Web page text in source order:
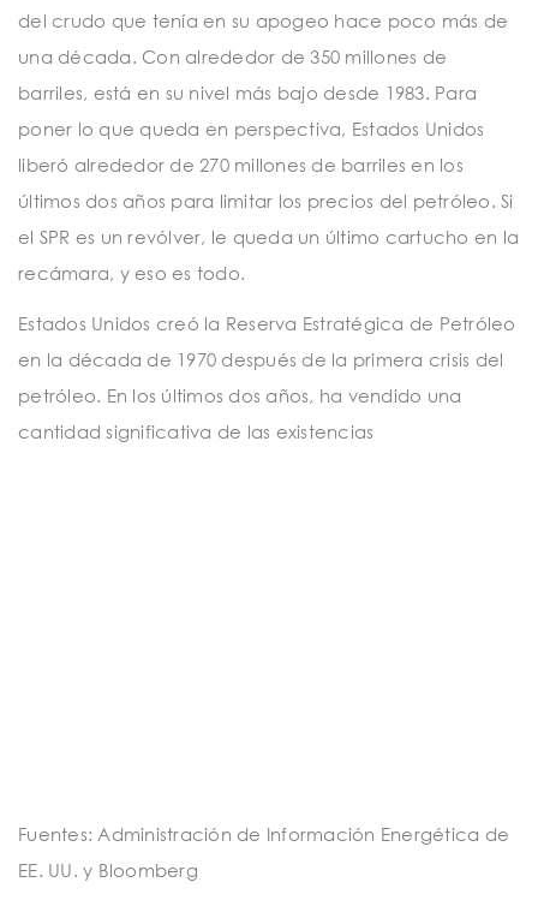
del crudo que tenía en su apogeo hace poco más de
una década. Con alrededor de 350 millones de
barriles, está en su nivel más bajo desde 1983. Para
poner lo que queda en perspectiva, Estados Unidos
liberó alrededor de 270 millones de barriles en los
últimos dos años para limitar los precios del petróleo. Si
el SPR es un revólver, le queda un último cartucho en la
recámara, y eso es todo.
Estados Unidos creó la Reserva Estratégica de Petróleo
en la década de 1970 después de la primera crisis del
petróleo. En los últimos dos años, ha vendido una
cantidad significativa de las existencias
Fuentes: Administración de Información Energética de
EE. UU. y Bloomberg